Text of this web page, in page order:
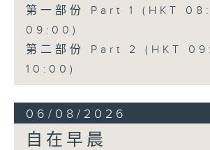
第一部份 Part 1 (HKT
09:00)
第二部份 Part 2 (HKT
10:00)
06/08/2026
自在早晨